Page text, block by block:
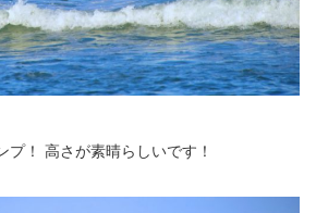
プ！ 高さが素晴らしいです！